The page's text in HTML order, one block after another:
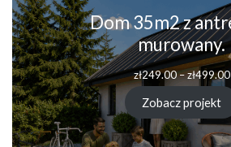
Dom 35m2 z
murowany.
zł249.00–zł499.00
Zobacz projekt